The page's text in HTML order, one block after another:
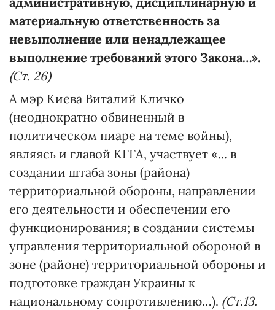
материальную ответственность за
невыполнение или ненадлежащее
выполнение требований этого Закона…».
(Ст. 26)
А мэр Киева Виталий Кличко
(неоднократно обвиненный в
политическом пиаре на теме войны),
являясь и главой КГГА, участвует «... в
создании штаба зоны (района)
территориальной обороны, направлении
его деятельности и обеспечении его
функционирования; в создании системы
управления территориальной обороной в
зоне (районе) территориальной обороны и
подготовке граждан Украины к
национальному сопротивлению…). (Cт.13.